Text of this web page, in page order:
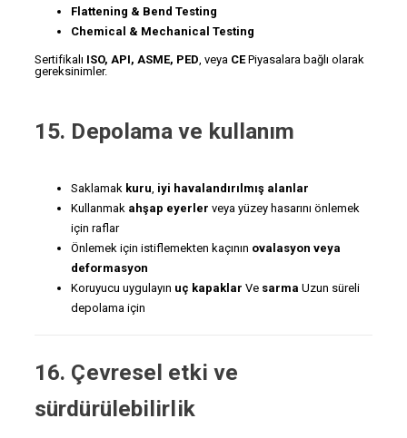
Flattening & Bend Testing
Chemical & Mechanical Testing
Sertifikalı ISO, API, ASME, PED, veya CEPiyasalara bağlı olarak
gereksinimler.
15. Depolama ve kullanım
Saklamak kuru, iyi havalandırılmış alanlar
Kullanmak ahşap eyerler veya yüzey hasarını önlemek
için raflar
Önlemek için istiflemekten kaçının ovalasyon veya
deformasyon
Koruyucu uygulayın uç kapaklar Ve sarma Uzun süreli
depolama için
16. Çevresel etki ve
sürdürülebilirlik